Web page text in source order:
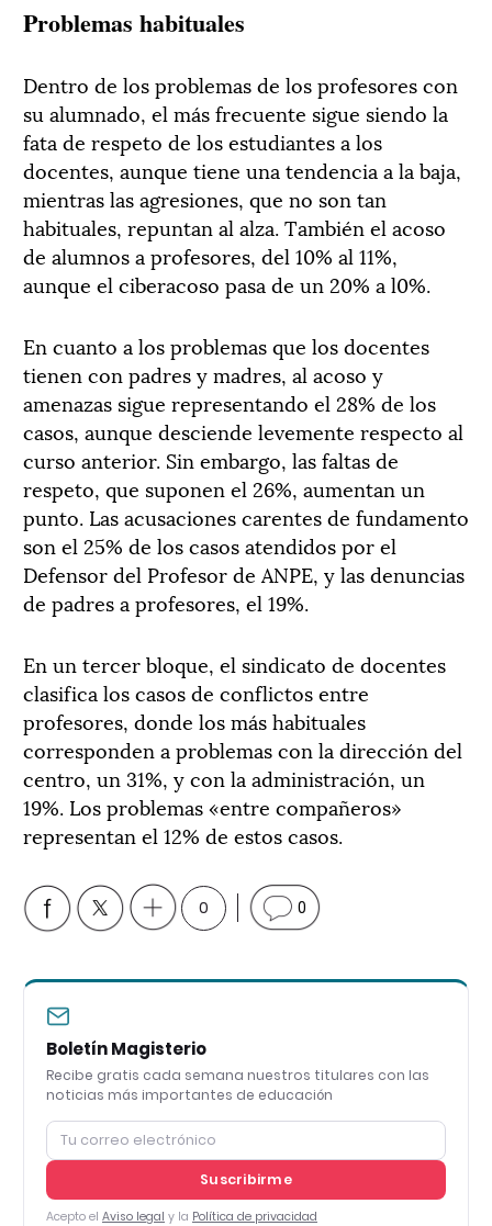
Problemas habituales
Dentro de los problemas de los profesores con
su alumnado, el más frecuente sigue siendo la
fata de respeto de los estudiantes a los
docentes, aunque tiene una tendencia a la baja,
mientras las agresiones, que no son tan
habituales, repuntan al alza. También el acoso
de alumnos a profesores, del 10% al 11%,
aunque el ciberacoso pasa de un 20% a l0%.
En cuanto a los problemas que los docentes
tienen con padres y madres, al acoso y
amenazas sigue representando el 28% de los
casos, aunque desciende levemente respecto al
curso anterior. Sin embargo, las faltas de
respeto, que suponen el 26%, aumentan un
punto. Las acusaciones carentes de fundamento
son el 25% de los casos atendidos por el
Defensor del Profesor de ANPE, y las denuncias
de padres a profesores, el 19%.
En un tercer bloque, el sindicato de docentes
clasifica los casos de conflictos entre
profesores, donde los más habituales
corresponden a problemas con la dirección del
centro, un 31%, y con la administración, un
19%. Los problemas «entre compañeros»
representan el 12% de estos casos.
0 0
Boletín Magisterio
Recibe gratis cada semana nuestros titulares con las
noticias más importantes de educación
Suscribirme
Acepto el Aviso legal y la Política de privacidad